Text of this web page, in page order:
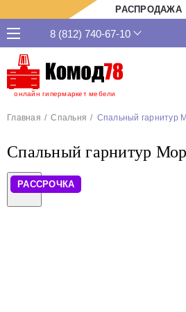
РАСПРОДАЖА
онлайн гипермаркет мебели
8 (812) 740-67-10
Главная Спальня Спальный гарнитур
Спальный гарнитур
РАССРОЧКА
Previous